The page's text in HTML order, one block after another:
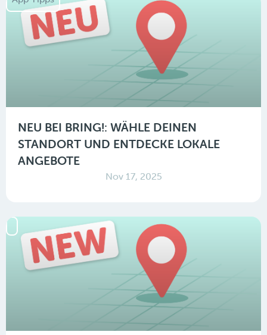
NEU BEI BRING!: WÄHLE DEINEN
STANDORT UND ENTDECKE LOKALE
ANGEBOTE
Nov 17, 2025